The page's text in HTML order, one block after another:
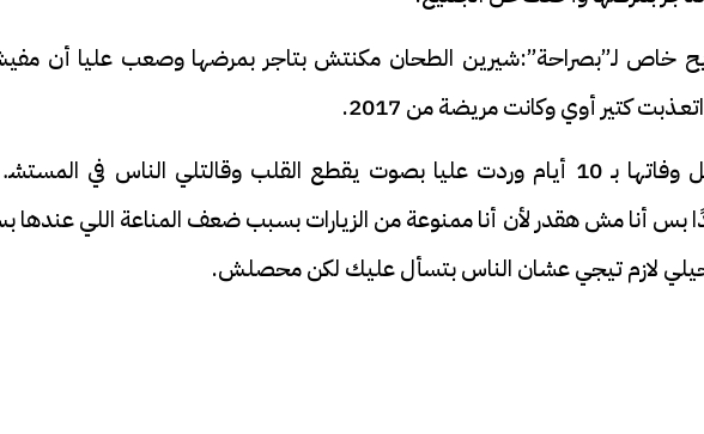
خاص لـ”بصراحة”:شيرين الطحان مكنتش بتاجر بمرضها وصعب عليا أن
كتير أوي وكانت مريضة من 2017.
وأضافت:اتواصلت معاها قبل وفاتها بـ 10 أيام وردت عليا بصوت يقطع القلب وقالتلي الناس في
بس أنا مش هقدر لأن أنا ممنوعة من الزيارات بسبب ضعف المناعة اللي عندها
حيلي لازم تيجي عشان الناس بتسأل عليك لكن محصلش.